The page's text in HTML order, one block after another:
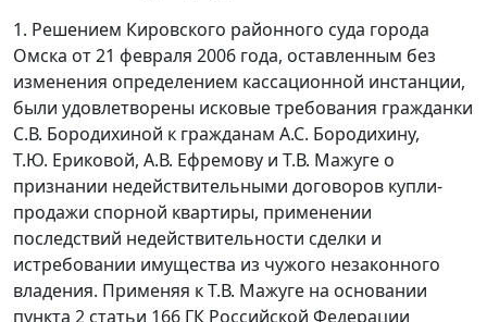
1. Решением Кировского районного суда города
Омска от 21 февраля 2006 года, оставленным без
изменения определением кассационной инстанции,
были удовлетворены исковые требования гражданки
С.В. Бородихиной к гражданам А.С. Бородихину,
Т.Ю. Ериковой, А.В. Ефремову и Т.В. Мажуге о
признании недействительными договоров купли-
продажи спорной квартиры, применении
последствий недействительности сделки и
истребовании имущества из чужого незаконного
владения. Применяя к Т.В. Мажуге на основании
пункта 2 статьи 166 ГК Российской Федерации